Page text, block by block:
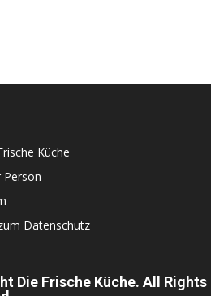
Küche
Person
Datenschutz
Die Frische Küche. All Rights